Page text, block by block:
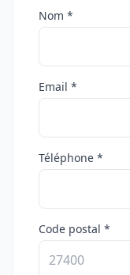
Nom *
Email *
Téléphone *
Code postal *